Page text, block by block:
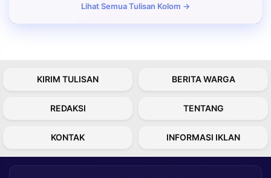
Lihat Semua Tulisan Kolom →
KIRIM TULISAN BERITA WARGA
REDAKSI TENTANG
KONTAK INFORMASI IKLAN